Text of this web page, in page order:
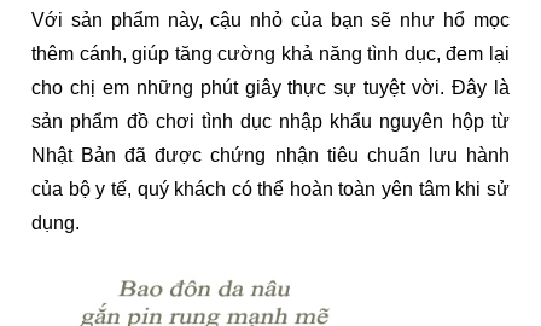
Với sản phẩm này, cậu nhỏ của bạn sẽ như hổ mọc
thêm cánh, giúp tăng cường khả năng tình dục, đem lại
cho chị em những phút giây thực sự tuyệt vời. Đây là
sản phẩm đồ chơi tình dục nhập khẩu nguyên hộp từ
Nhật Bản đã được chứng nhận tiêu chuẩn lưu hành
của bộ y tế, quý khách có thể hoàn toàn yên tâm khi sử
dụng.